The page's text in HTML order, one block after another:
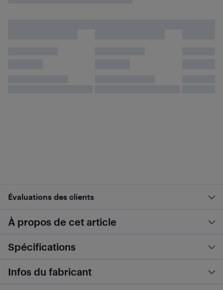
Évaluations des clients
À propos de cet article
Spécifications
Infos du fabricant